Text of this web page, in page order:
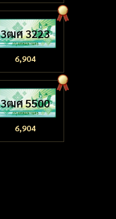
3ฒศ 3223
6,904
3ฒศ 5500
6,904